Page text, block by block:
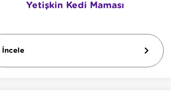
Yetişkin Kedi Maması
İncele